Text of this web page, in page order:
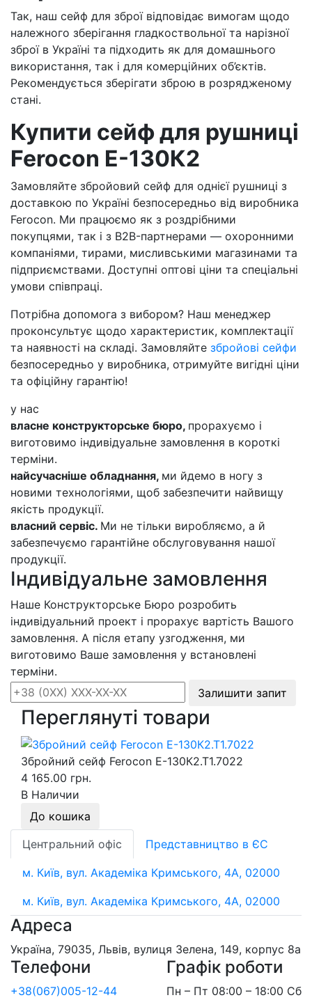
Так, наш сейф для зброї відповідає вимогам щодо
належного зберігання гладкоствольної та нарізної
зброї в Україні та підходить як для домашнього
використання, так і для комерційних об’єктів.
Рекомендується зберігати зброю в розрядженому
стані.
Купити сейф для рушниці
Ferocon E-130К2
Замовляйте збройовий сейф для однієї рушниці з
доставкою по Україні безпосередньо від виробника
Ferocon. Ми працюємо як з роздрібними
покупцями, так і з B2B-партнерами — охоронними
компаніями, тирами, мисливськими магазинами та
підприємствами. Доступні оптові ціни та спеціальні
умови співпраці.
Потрібна допомога з вибором? Наш менеджер
проконсультує щодо характеристик, комплектації
та наявності на складі. Замовляйте збройові сейфи
безпосередньо у виробника, отримуйте вигідні ціни
та офіційну гарантію!
у нас
власне конструкторське бюро, прорахуємо і
виготовимо індивідуальне замовлення в короткі
терміни.
найсучасніше обладнання, ми йдемо в ногу з
новими технологіями, щоб забезпечити найвищу
якість продукції.
власний сервіс. Ми не тільки виробляємо, а й
забезпечуємо гарантійне обслуговування нашої
продукції.
Індивідуальне замовлення
Наше Конструкторське Бюро розробить
індивідуальний проект і прорахує вартість Вашого
замовлення. А після етапу узгодження, ми
виготовимо Ваше замовлення у встановлені
терміни.
Залишити запит
Переглянуті товари
Збройний сейф Ferocon Е-130К2.Т1.7022
4 165.00 грн.
В Наличии
До кошика
Центральний офіс
Представництво в ЄС
м. Київ, вул. Академіка Кримського, 4А, 02000
м. Київ, вул. Академіка Кримського, 4А, 02000
Адреса
Україна, 79035, Львів, вулиця Зелена, 149, корпус 8а
Телефони
+38(067)005-12-44
Графік роботи
Пн – Пт 08:00 – 18:00 Сб